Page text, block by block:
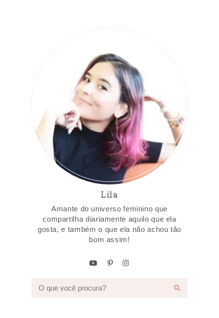
Lila
Amante do universo feminino que
compartilha diariamente aquilo que ela
gosta, e também o que ela não achou tão
bom assim!